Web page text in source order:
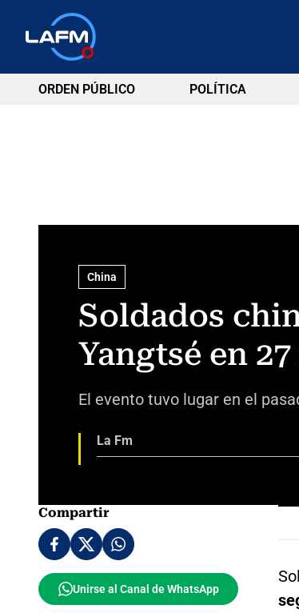
ORDEN PÚBLICO POLÍTICA
China
Soldados
Yangtsé en
El evento tuvo lugar en el
La Fm
Compartir
Unirse al Canal de WhatsApp